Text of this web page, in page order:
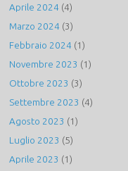
Aprile 2024 (4)
Marzo 2024 (3)
Febbraio 2024 (1)
Novembre 2023 (1)
Ottobre 2023 (3)
Settembre 2023 (4)
Agosto 2023 (1)
Luglio 2023 (5)
Aprile 2023 (1)